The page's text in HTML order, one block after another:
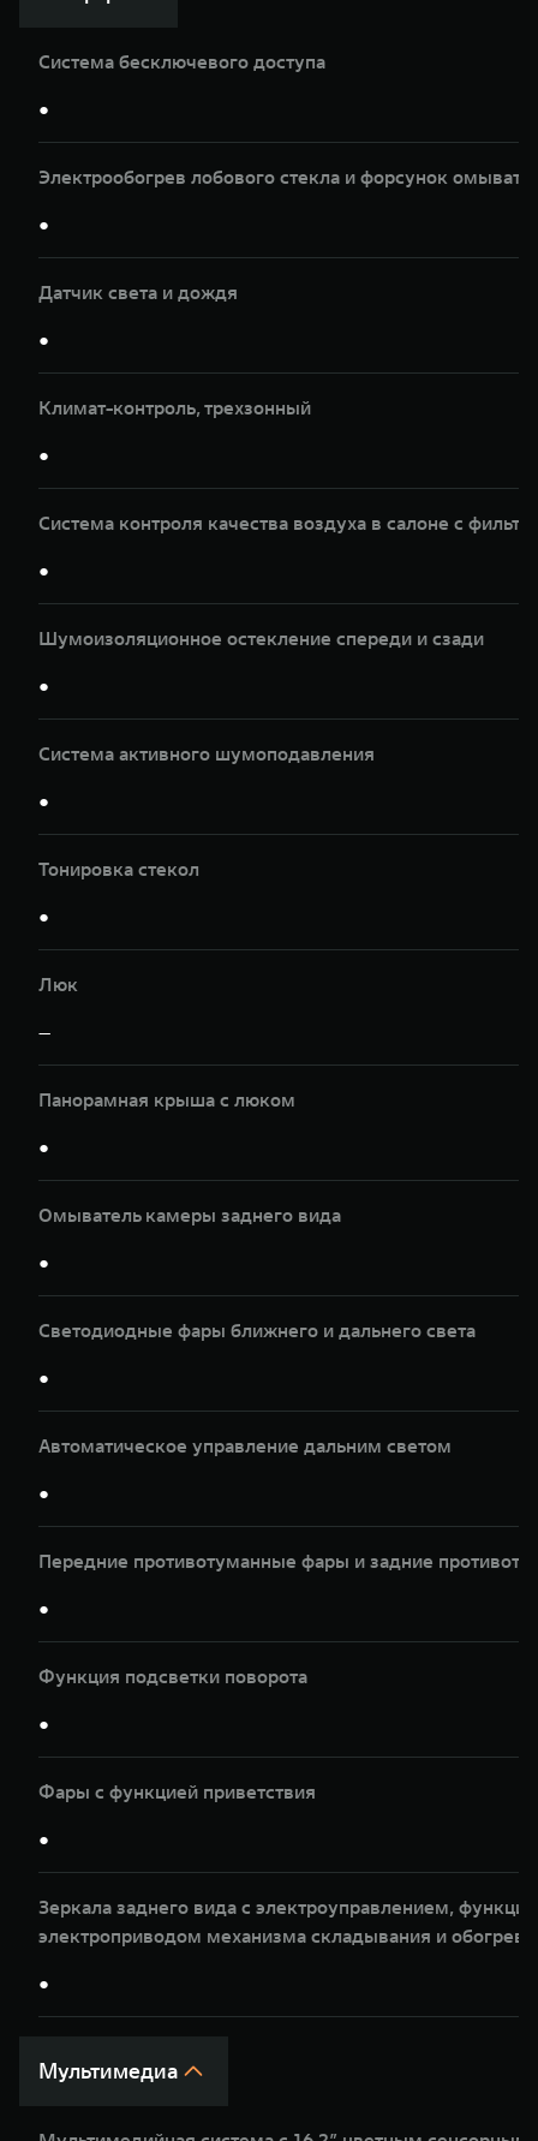
Система бесключевого доступа
●
Электрообогрев лобового стекла и форсунок
●
Датчик света и дождя
●
Климат-контроль, трeхзонный
●
Система контроля качества воздуха в салоне с
●
Шумоизоляционное остекление спереди и сзади
●
Система активного шумоподавления
●
Тонировка стекол
●
Люк
—
Панорамная крыша с люком
●
Омыватель камеры заднего вида
●
Светодиодные фары ближнего и дальнего света
●
Автоматическое управление дальним светом
●
Передние противотуманные фары и задние
●
Функция подсветки поворота
●
Фары с функцией приветствия
●
Зеркала заднего вида с электроуправлением,
электроприводом механизма складывания и
●
Мультимедиа